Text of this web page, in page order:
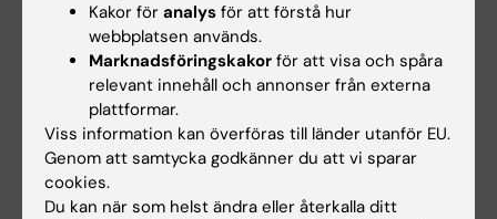
Forskningsområden:
Neurovetenskaper
Psykiatri
Innehållsgranskare:
Jari Tiihonen
Redaktör:Ann Hagerborn
Sidan uppdaterad:
2026-08-02
Kakor för analys för att förstå hur
webbplatsen används.
Marknadsföringskakor för att visa och spåra
relevant innehåll och annonser från externa
plattformar.
Viss information kan överföras till länder utanför EU.
Genom att samtycka godkänner du att vi sparar
cookies.
Du kan när som helst ändra eller återkalla ditt